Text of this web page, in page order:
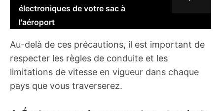
électroniques de votre sac à
l'aéroport
Au-delà de ces précautions, il est important de
respecter les règles de conduite et les
limitations de vitesse en vigueur dans chaque
pays que vous traverserez.